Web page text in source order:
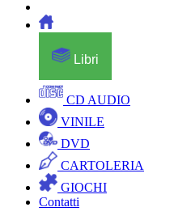
Libri
CD AUDIO
VINILE
DVD
CARTOLERIA
GIOCHI
Contatti